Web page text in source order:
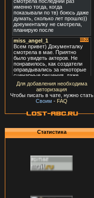
Для добавления необходима
авторизация
Чтобы писать в чате, нужно стать
Своим - FAQ
Статистика